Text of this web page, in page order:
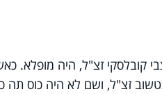
קובלסקי זצ"ל, היה מופלא.
זצ"ל, ושם לא היה כוס תה